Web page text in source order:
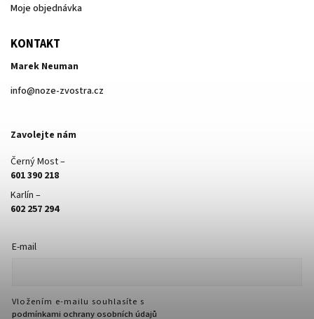
Moje objednávka
KONTAKT
Marek Neuman
info@noze-zvostra.cz
Zavolejte nám
Černý Most –
601 390 218
Karlín –
602 257 294
E-mail
Vložením e-mailu souhlasíte s
podmínkami ochrany osobních údajů